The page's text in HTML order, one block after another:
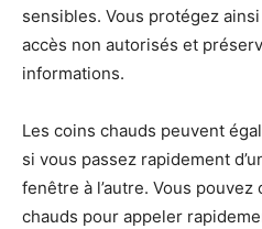
sensibles. Vous protégez
accès non autorisés et
informations.
Les coins chauds peuvent
si vous passez rapidement
fenêtre à l’autre. Vous
chauds pour appeler